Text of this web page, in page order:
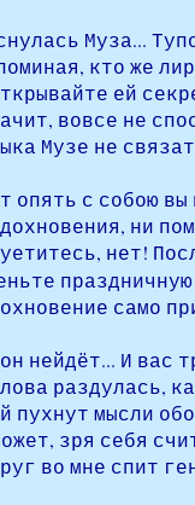
Муза...
кто же
ей
вовсе не
Музе не
опять с собою вы
ни
нет!
само
нейдёт... И вас
раздулась,
пухнут мысли
зря себя
во мне спит